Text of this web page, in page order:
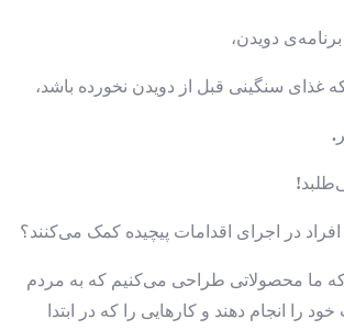
دویدن،
غذای سنگینی قبل از دویدن نخورده باشد،
.
!
در اجرای اقدامات پیچیده کمک می‌کنند؟
ما محصولاتی طراحی می‌کنیم که به مردم
را انجام دهند و کارهایی را که در ابتدا